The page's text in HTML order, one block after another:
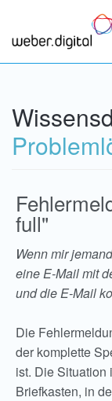
Startseite
Ticket einreichen
News
full"
Wenn mir
eine E-Mail mit
und die E-Mail
Die
der komplette
ist. Die Situation
Briefkasten, in